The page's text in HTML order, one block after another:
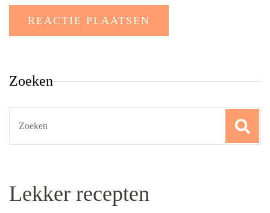
Zoeken
Lekker recepten